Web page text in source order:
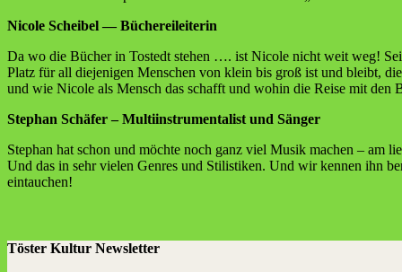
Nico­le Schei­bel — Büchereileiterin
Da wo die Bücher in Tostedt ste­hen …. ist Nico­le nicht weit weg!
Platz für all die­je­ni­gen Men­schen von klein bis groß ist und bleibt,
und wie Nico­le als Mensch das schafft und wohin die Rei­se mit den
Ste­phan Schä­fer – Mul­ti­in­stru­men­ta­list und Sänger
Ste­phan hat schon und möch­te noch ganz viel Musik machen – am
Und das in sehr vie­len Gen­res und Sti­lis­ti­ken. Und wir ken­nen ihn
eintauchen!
Töster Kultur Newsletter